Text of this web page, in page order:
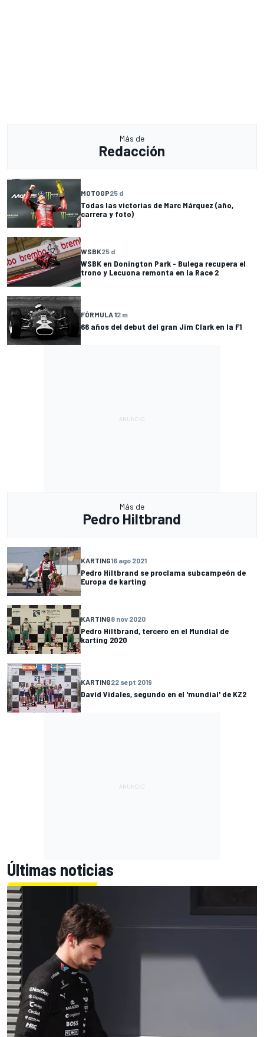
Más de
Redacción
MOTOGP25 d
Todas las victorias de Marc Márquez (año,
carrera y foto)
WSBK25 d
WSBK en Donington Park - Bulega recupera el
trono y Lecuona remonta en la Race 2
FÓRMULA 12 m
66 años del debut del gran Jim Clark en la F1
Más de
Pedro Hiltbrand
KARTING16 ago 2021
Pedro Hiltbrand se proclama subcampeón de
Europa de karting
KARTING8 nov 2020
Pedro Hiltbrand, tercero en el Mundial de
karting 2020
KARTING22 sept 2019
David Vidales, segundo en el 'mundial' de KZ2
Últimas noticias